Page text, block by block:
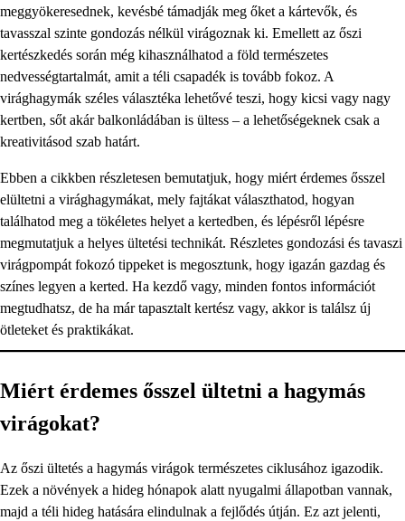
meggyökeresednek, kevésbé támadják meg őket a kártevők, és
tavasszal szinte gondozás nélkül virágoznak ki. Emellett az őszi
kertészkedés során még kihasználhatod a föld természetes
nedvességtartalmát, amit a téli csapadék is tovább fokoz. A
virághagymák széles választéka lehetővé teszi, hogy kicsi vagy nagy
kertben, sőt akár balkonládában is ültess – a lehetőségeknek csak a
kreativitásod szab határt.
Ebben a cikkben részletesen bemutatjuk, hogy miért érdemes ősszel
elültetni a virághagymákat, mely fajtákat választhatod, hogyan
találhatod meg a tökéletes helyet a kertedben, és lépésről lépésre
megmutatjuk a helyes ültetési technikát. Részletes gondozási és tavaszi
virágpompát fokozó tippeket is megosztunk, hogy igazán gazdag és
színes legyen a kerted. Ha kezdő vagy, minden fontos információt
megtudhatsz, de ha már tapasztalt kertész vagy, akkor is találsz új
ötleteket és praktikákat.
Miért érdemes ősszel ültetni a hagymás
virágokat?
Az őszi ültetés a hagymás virágok természetes ciklusához igazodik.
Ezek a növények a hideg hónapok alatt nyugalmi állapotban vannak,
majd a téli hideg hatására elindulnak a fejlődés útján. Ez azt jelenti,